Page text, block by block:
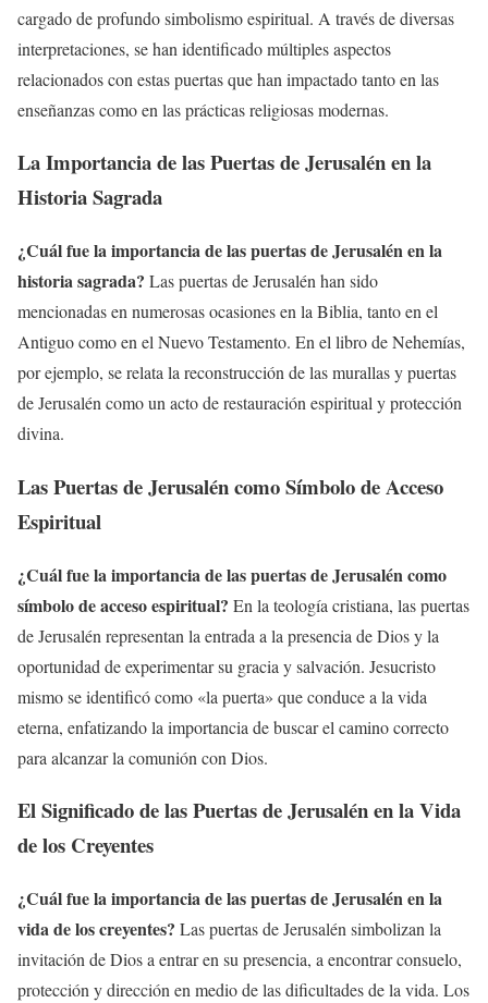
cargado de profundo simbolismo espiritual. A través de diversas
interpretaciones, se han identificado múltiples aspectos
relacionados con estas puertas que han impactado tanto en las
enseñanzas como en las prácticas religiosas modernas.
La Importancia de las Puertas de Jerusalén en la
Historia Sagrada
¿Cuál fue la importancia de las puertas de Jerusalén en la
historia sagrada? Las puertas de Jerusalén han sido
mencionadas en numerosas ocasiones en la Biblia, tanto en el
Antiguo como en el Nuevo Testamento. En el libro de Nehemías,
por ejemplo, se relata la reconstrucción de las murallas y puertas
de Jerusalén como un acto de restauración espiritual y protección
divina.
Las Puertas de Jerusalén como Símbolo de Acceso
Espiritual
¿Cuál fue la importancia de las puertas de Jerusalén como
símbolo de acceso espiritual? En la teología cristiana, las puertas
de Jerusalén representan la entrada a la presencia de Dios y la
oportunidad de experimentar su gracia y salvación. Jesucristo
mismo se identificó como «la puerta» que conduce a la vida
eterna, enfatizando la importancia de buscar el camino correcto
para alcanzar la comunión con Dios.
El Significado de las Puertas de Jerusalén en la Vida
de los Creyentes
¿Cuál fue la importancia de las puertas de Jerusalén en la
vida de los creyentes? Las puertas de Jerusalén simbolizan la
invitación de Dios a entrar en su presencia, a encontrar consuelo,
protección y dirección en medio de las dificultades de la vida. Los